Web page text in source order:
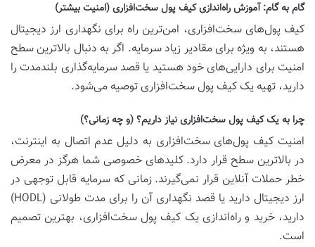
گام به گام: آموزش راه‌اندازی کیف پول سخت‌افزاری (امنیت بیشتر)
کیف پول‌های سخت‌افزاری، امن‌ترین راه برای نگهداری ارز دیجیتال
هستند، به ویژه برای مقادیر زیاد سرمایه. اگر به دنبال بالاترین سطح
امنیت برای دارایی‌های خود هستید یا قصد سرمایه‌گذاری بلندمدت را
دارید، تهیه یک کیف پول سخت‌افزاری توصیه می‌شود.
چرا به یک کیف پول سخت‌افزاری نیاز داریم؟ (و چه زمانی؟)
امنیت کیف پول‌های سخت‌افزاری به دلیل عدم اتصال به اینترنت،
در بالاترین سطح قرار دارد. کلیدهای خصوصی شما هرگز در معرض
خطر حملات آنلاین قرار نمی‌گیرند. زمانی که سرمایه قابل توجهی در
ارز دیجیتال دارید یا قصد نگهداری آن را برای مدت طولانی (HODL)
دارید، خرید و راه‌اندازی یک کیف پول سخت‌افزاری، بهترین تصمیم
است.